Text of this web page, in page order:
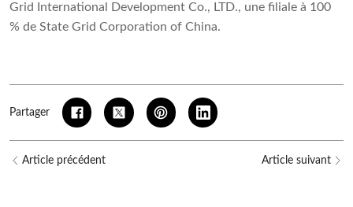
Grid International Development Co., LTD., une filiale à 100
% de State Grid Corporation of China.
Partager
Article précédent Article suivant